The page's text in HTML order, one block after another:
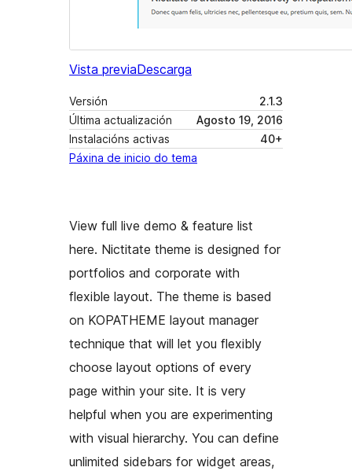
Vista previaDescarga
Versión
2.1.3
Última actualización
Agosto 19, 2016
Instalacións activas
40+
Páxina de inicio do tema
View full live demo & feature list
here. Nictitate theme is designed for
portfolios and corporate with
flexible layout. The theme is based
on KOPATHEME layout manager
technique that will let you flexibly
choose layout options of every
page within your site. It is very
helpful when you are experimenting
with visual hierarchy. You can define
unlimited sidebars for widget areas,